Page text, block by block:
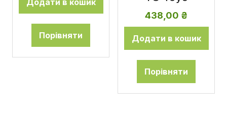
Додати в кошик
Порівняти
438,00 ₴
Додати в кошик
Порівняти